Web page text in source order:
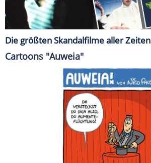
Die größten Skandalfilme aller Zeiten
Cartoons "Auweia"